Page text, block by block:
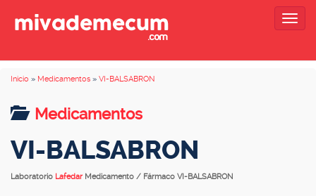
Inicio » Medicamentos » VI-BALSABRON
Medicamentos
VI-BALSABRON
Laboratorio Lafedar Medicamento / Fármaco VI-BALSABRON